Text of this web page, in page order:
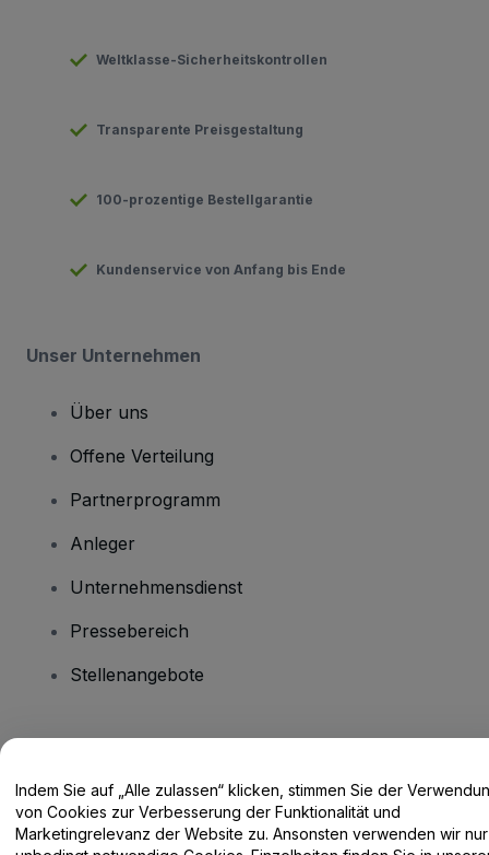
Weltklasse-Sicherheitskontrollen
Transparente Preisgestaltung
100-prozentige Bestellgarantie
Kundenservice von Anfang bis Ende
Unser Unternehmen
Über uns
Offene Verteilung
Partnerprogramm
Anleger
Unternehmensdienst
Pressebereich
Stellenangebote
Hilfe-Center / Kontakt
Indem Sie auf „Alle zulassen“ klicken, stimmen Sie der
von Cookies zur Verbesserung der Funktionalität und
Marketingrelevanz der Website zu. Ansonsten verwenden wir nur